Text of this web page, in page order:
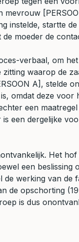
instelde, startte
moeder de
verbaal, om
waarop de
A], stelde
omdat deze
een
een dergelijke
Het
een
werking van de
opschorting
is dus